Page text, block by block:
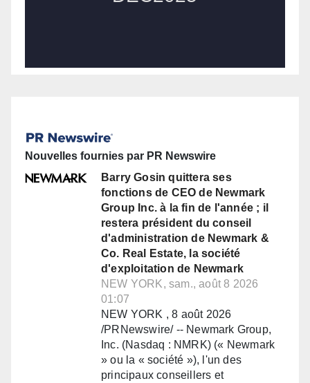
Nouvelles fournies par PR Newswire
Barry Gosin quittera ses
fonctions de CEO de Newmark
Group Inc. à la fin de l'année ; il
restera président du conseil
d'administration de Newmark &
Co. Real Estate, la société
d'exploitation de Newmark
NEW YORK, sam., août 8 2026
01:07
NEW YORK , 8 août 2026
/PRNewswire/ -- Newmark Group,
Inc. (Nasdaq : NMRK) (« Newmark
» ou la « société »), l'un des
principaux conseillers et